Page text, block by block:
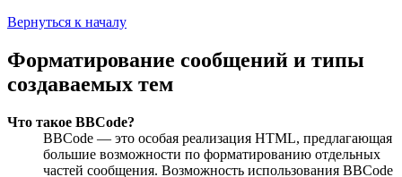
Вернуться к началу
Форматирование сообщений и типы
создаваемых тем
Что такое BBCode?
BBCode — это особая реализация HTML, предлагающая
большие возможности по форматированию отдельных
частей сообщения. Возможность использования BBCode